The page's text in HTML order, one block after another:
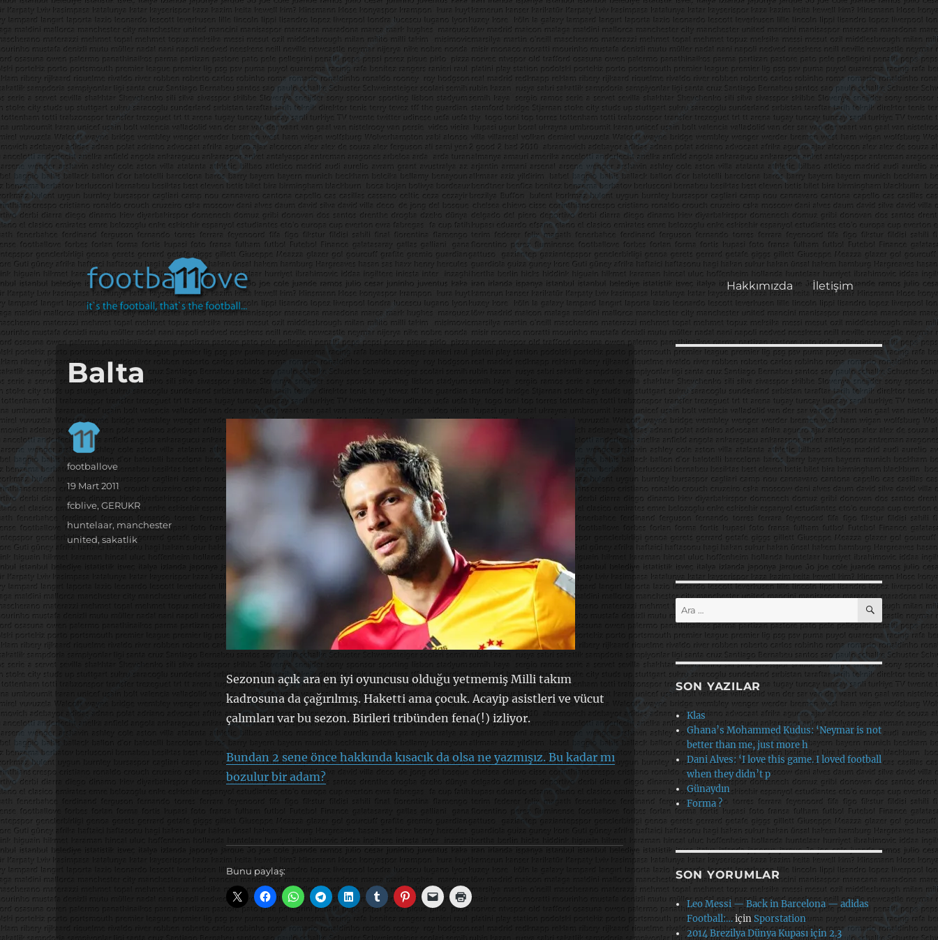
footbaLLove
it's the football, that's the football…
Hakkımızda İletişim
Balta
Sezonun açık ara en iyi oyuncusu olduğu yetmemiş Milli takım
kadrosuna da çağırılmış. Haketti ama çocuk. Acayip asistleri ve vücut
çalımları var bu sezon. Birileri tribünden fena(!) izliyor.
Bundan 2 sene önce hakkında kısacık da olsa ne yazmışız. Bu kadar mı
bozulur bir adam?
Bunu paylaş:
Yazar
footballove
Yayın
tarihi
19 Mart 2011
Kategoriler
fcblive,GERUKR
Etiketler
huntelaar, manchester
united,sakatlik
Ara: ARA
SON YAZILAR
Klas
Ghana’s Mohammed Kudus: ‘Neymar is not
better than me, just more h
Dani Alves: ‘I love this game. I loved football
when they didn’t p
Günaydın
Forma ?
SON YORUMLAR
Leo Messi — Back in Barcelona — adidas
Football:…içinSporstation
2014 Brezilya Dünya Kupası için 2.3